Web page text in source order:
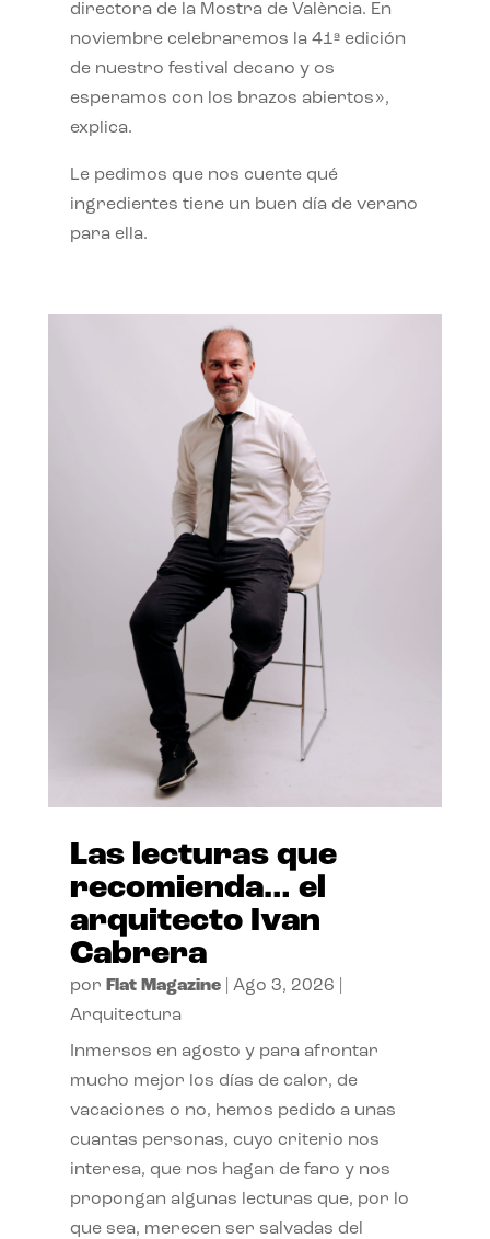
directora de la Mostra de València. En
noviembre celebraremos la 41ª edición
de nuestro festival decano y os
esperamos con los brazos abiertos»,
explica.
Le pedimos que nos cuente qué
ingredientes tiene un buen día de verano
para ella.
Las lecturas que
recomienda… el
arquitecto Ivan
Cabrera
por Flat Magazine| Ago 3, 2026
Arquitectura
Inmersos en agosto y para afrontar
mucho mejor los días de calor, de
vacaciones o no, hemos pedido a unas
cuantas personas, cuyo criterio nos
interesa, que nos hagan de faro y nos
propongan algunas lecturas que, por lo
que sea, merecen ser salvadas del